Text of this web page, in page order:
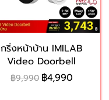
กริ่งหน้าบ้าน IMILAB
Video Doorbell
฿9,990 ฿4,990